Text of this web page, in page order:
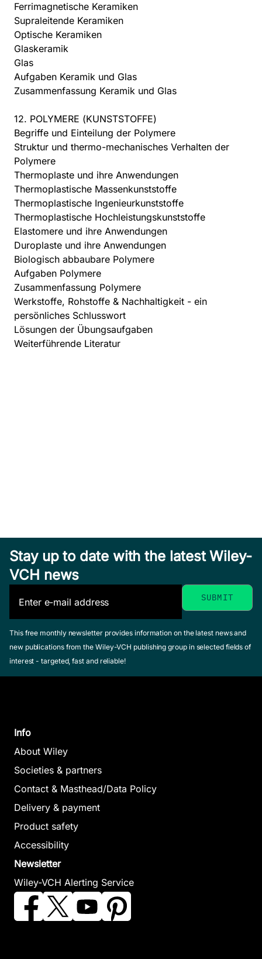
Ferrimagnetische Keramiken
Supraleitende Keramiken
Optische Keramiken
Glaskeramik
Glas
Aufgaben Keramik und Glas
Zusammenfassung Keramik und Glas
12. POLYMERE (KUNSTSTOFFE)
Begriffe und Einteilung der Polymere
Struktur und thermo-mechanisches Verhalten der
Polymere
Thermoplaste und ihre Anwendungen
Thermoplastische Massenkunststoffe
Thermoplastische Ingenieurkunststoffe
Thermoplastische Hochleistungskunststoffe
Elastomere und ihre Anwendungen
Duroplaste und ihre Anwendungen
Biologisch abbaubare Polymere
Aufgaben Polymere
Zusammenfassung Polymere
Werkstoffe, Rohstoffe & Nachhaltigkeit - ein
persönliches Schlusswort
Lösungen der Übungsaufgaben
Weiterführende Literatur
Stay up to date with the latest Wiley-
VCH news
This free monthly newsletter provides information on the latest news and
new publications from the Wiley-VCH publishing group in selected fields of
interest - targeted, fast and reliable!
Info
About Wiley
Societies & partners
Contact & Masthead/Data Policy
Delivery & payment
Product safety
Accessibility
Newsletter
Wiley-VCH Alerting Service